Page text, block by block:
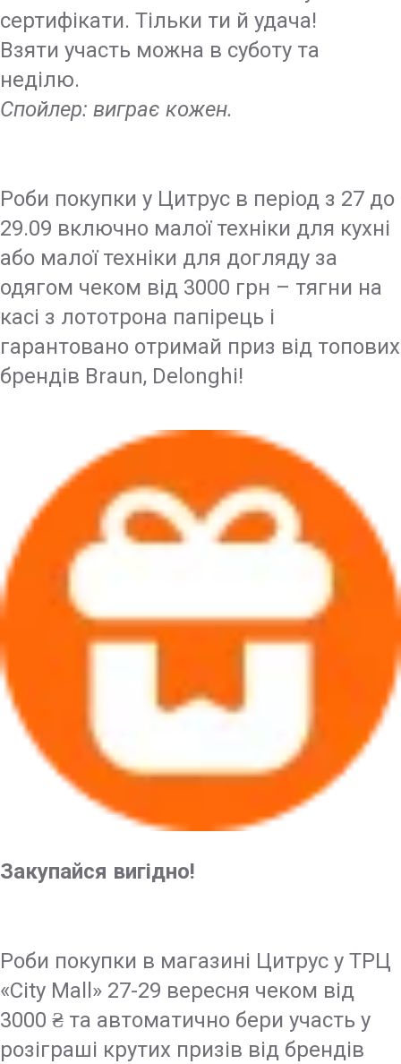
сертифікати. Тільки ти й удача!
Взяти участь можна в суботу та
неділю.
Спойлер: виграє кожен.
Роби покупки у Цитрус в період з 27 до
29.09 включно малої техніки для кухні
або малої техніки для догляду за
одягом чеком від 3000 грн – тягни на
касі з лототрона папірець і
гарантовано отримай приз від топових
брендів Braun, Delonghi!
Закупайся вигідно!
Роби покупки в магазині Цитрус у ТРЦ
«City Mall» 27-29 вересня чеком від
3000 ₴ та автоматично бери участь у
розіграші крутих призів від брендів